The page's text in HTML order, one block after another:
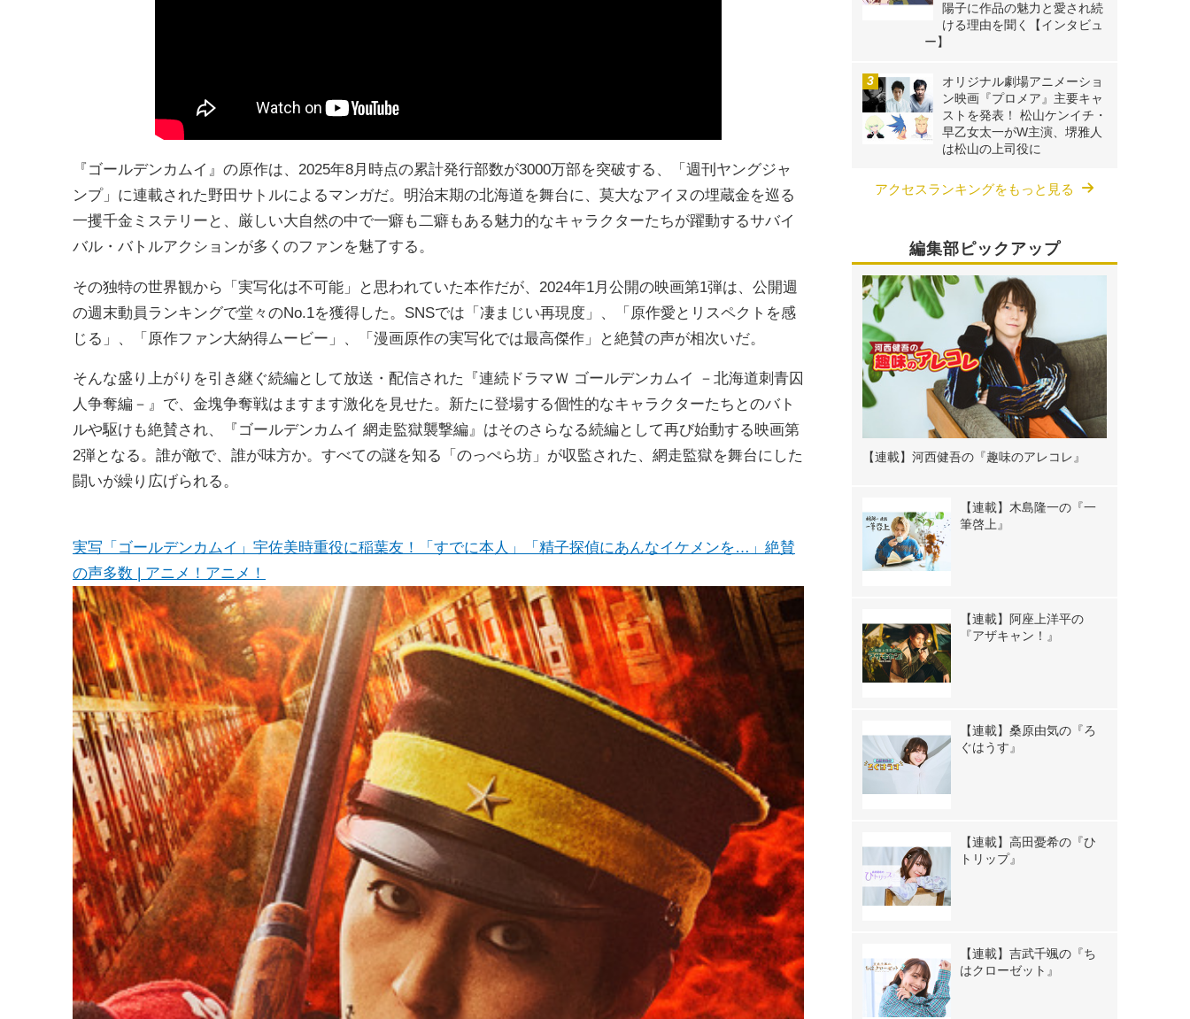
『ゴールデンカムイ』の原作は、2025年8月時点の累計発行部数が3000万部を突破する、「週刊ヤングジャ
ンプ」に連載された野田サトルによるマンガだ。明治末期の北海道を舞台に、莫大なアイヌの埋蔵金を巡る
一攫千金ミステリーと、厳しい大自然の中で一癖も二癖もある魅力的なキャラクターたちが躍動するサバイ
バル・バトルアクションが多くのファンを魅了する。
その独特の世界観から「実写化は不可能」と思われていた本作だが、2024年1月公開の映画第1弾は、公開週
の週末動員ランキングで堂々のNo.1を獲得した。SNSでは「凄まじい再現度」、「原作愛とリスペクトを感
じる」、「原作ファン大納得ムービー」、「漫画原作の実写化では最高傑作」と絶賛の声が相次いだ。
そんな盛り上がりを引き継ぐ続編として放送・配信された『連続ドラマＷ ゴールデンカムイ －北海道刺青囚
人争奪編－』で、金塊争奪戦はますます激化を見せた。新たに登場する個性的なキャラクターたちとのバト
ルや駆けも絶賛され、『ゴールデンカムイ 網走監獄襲撃編』はそのさらなる続編として再び始動する映画第
2弾となる。誰が敵で、誰が味方か。すべての謎を知る「のっぺら坊」が収監された、網走監獄を舞台にした
闘いが繰り広げられる。
実写「ゴールデンカムイ」宇佐美時重役に稲葉友！「すでに本人」「精子探偵にあんなイケメンを…」絶賛
の声多数 | アニメ！アニメ！
陽子に作品の魅力と愛され続
ける理由を聞く【インタビュ
ー】
オリジナル劇場アニメーショ
ン映画『プロメア』主要キャ
ストを発表！ 松山ケンイチ・
早乙女太一がW主演、堺雅人
は松山の上司役に
アクセスランキングをもっと見る
編集部ピックアップ
【連載】河西健吾の『趣味のアレコレ』
【連載】木島隆一の『一
筆啓上』
【連載】阿座上洋平の
『アザキャン！』
【連載】桑原由気の『ろ
ぐはうす』
【連載】高田憂希の『ひ
トリップ』
【連載】吉武千颯の『ち
はクローゼット』